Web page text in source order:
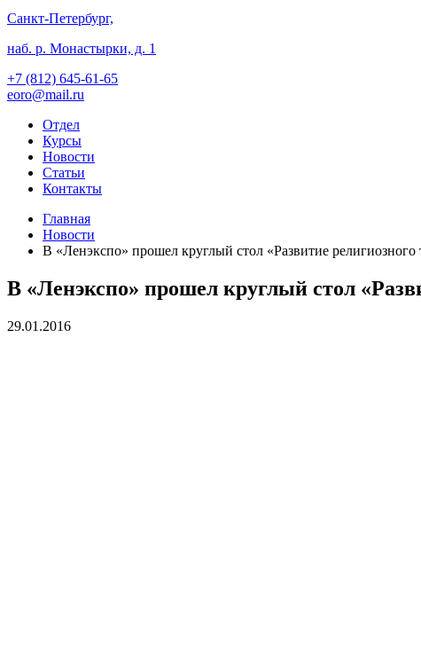
Санкт-Петербург,
наб. р. Монастырки, д. 1
+7 (812) 645-61-65
eoro@mail.ru
Отдел
Курсы
Новости
Статьи
Контакты
Главная
Новости
В «Ленэкспо» прошел круглый стол «Развитие
В «Ленэкспо» прошел круглый стол
29.01.2016